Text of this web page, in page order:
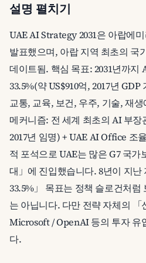
설명 펼치기
UAE AI Strategy 2031은 아랍에
발표했으며, 아랍 지역 최초의 국
데이트됨. 핵심 목표: 2031년까지
33.5%(약 US$910억, 2017년
교통, 교육, 보건, 우주, 기술, 재
메커니즘: 전 세계 최초의 AI 부
2017년 임명) + UAE AI Office 조
적 포석으로 UAE는 많은 G7 국
대」에 진입했습니다. 8년이 지난
33.5%」 목표는 정책 슬로건처럼
는 아닙니다. 다만 전략 자체의 「
Microsoft / OpenAI 등의 투자 유
다.